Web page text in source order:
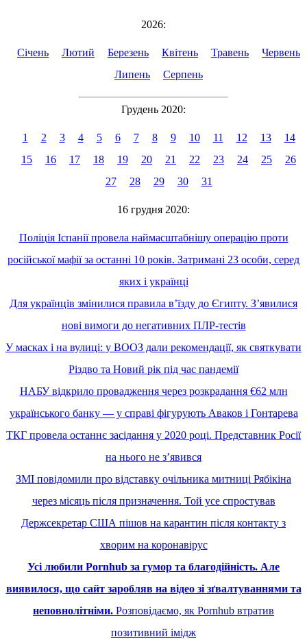
2026:
Січень Лютий Березень Квітень Травень
Червень
Липень
Серпень
Грудень 2020:
1 2 3 4 5 6 7 8 9 10 11 12 13
14
15
16 17 18 19 20 21 22 23 24 25
26
27
28 29 30 31
16 грудня 2020:
Поліція Іспанії провела наймасштабнішу операцію проти
російської мафії за останні 10 років. Затримані 23 особи, серед
яких і українці
Для українців змінилися правила в’їзду до Єгипту. З’явилися
нові вимоги до негативних ПЛР-тестів
У масках і на вулиці: у ВООЗ дали рекомендації, як святкувати
Різдво та Новий рік під час пандемії
НАБУ відкрило провадження через розкрадання €62 млн
українського банку — у справі фігурують Аваков і Гонтарева
ТКГ провела останнє засідання у 2020 році. Представник Росії
на нього не з’явився
ЗМІ повідомили про відставку очільника митниці Рябікіна
через місяць після призначення. Той усе спростував
Держсекретар США пішов на карантин після контакту з
хворим на коронавірус
Усі любили Pornhub за гумор та благодійність. Але
виявилося, що сайт заробляв на відео зі зґвалтуваннями та
неповнолітніми. Розповідаємо, як Pornhub втратив
позитивний імідж